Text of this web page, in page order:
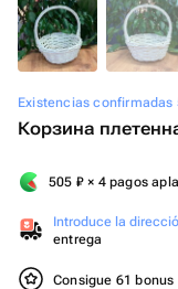
Existencias confirmadas
Корзина
505 ₽ × 4 pagos
Introduce la
entrega
Consigue 61 bonus